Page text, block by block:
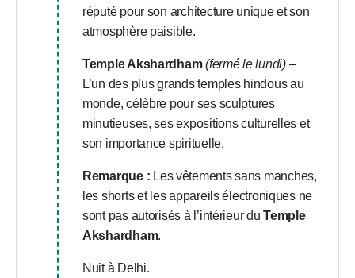
réputé pour son architecture unique et son
atmosphère paisible.
Temple Akshardham (fermé le lundi)–
L’un des plus grands temples hindous au
monde, célèbre pour ses sculptures
minutieuses, ses expositions culturelles et
son importance spirituelle.
Remarque : Les vêtements sans manches,
les shorts et les appareils électroniques ne
sont pas autorisés à l’intérieur duTemple
Akshardham.
Nuit à Delhi.